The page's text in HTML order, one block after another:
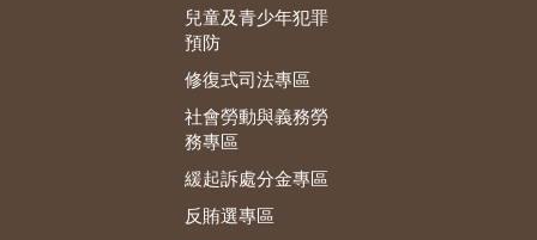
兒童及青少年犯罪
預防
修復式司法專區
社會勞動與義務勞
務專區
緩起訴處分金專區
反賄選專區